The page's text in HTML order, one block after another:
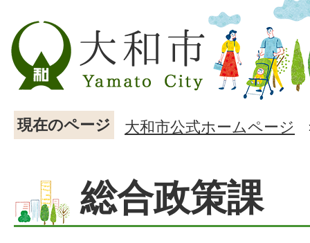
現在のページ 大和市公式ホームページ
総合政策課